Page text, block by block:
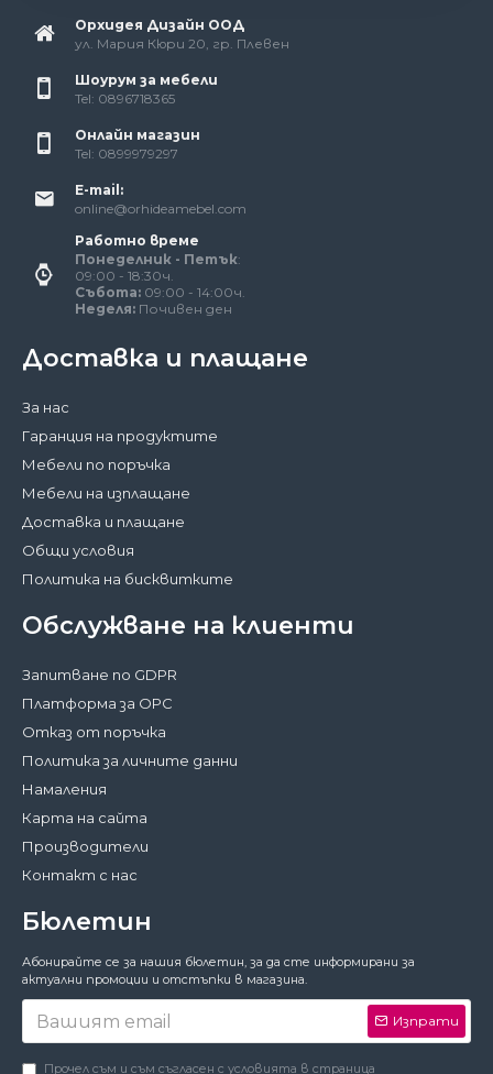
За да работи този сайт както трябва,
понякога запазваме на вашето устройство
малки файлове с данни, наричани
данни! Подробности
Орхидея Дизайн ООД
ул. Мария Кюри 20, гр. Плевен
Шоурум за мебели
Tel: 0896718365
Онлайн магазин
Tel: 0899979297
E-mail:
online@orhideamebel.com
Работно време
Понеделник - Петък:
09:00 - 18:30ч.
Събота: 09:00 - 14:00ч.
Неделя: Почивен ден
Доставка и плащане
За нас
Гаранция на продуктите
Мебели по поръчка
Мебели на изплащане
Доставка и плащане
Общи условия
Политика на бисквитките
Обслужване на клиенти
Запитване по GDPR
Платформа за ОРС
Отказ от поръчка
Политика за личните данни
Намаления
Карта на сайта
Производители
Контакт с нас
Бюлетин
Абонирайте се за нашия бюлетин, за да сте информирани за
актуални промоции и отстъпки в магазина.
Изпрати
Прочел съм и съм съгласен с условията в страница